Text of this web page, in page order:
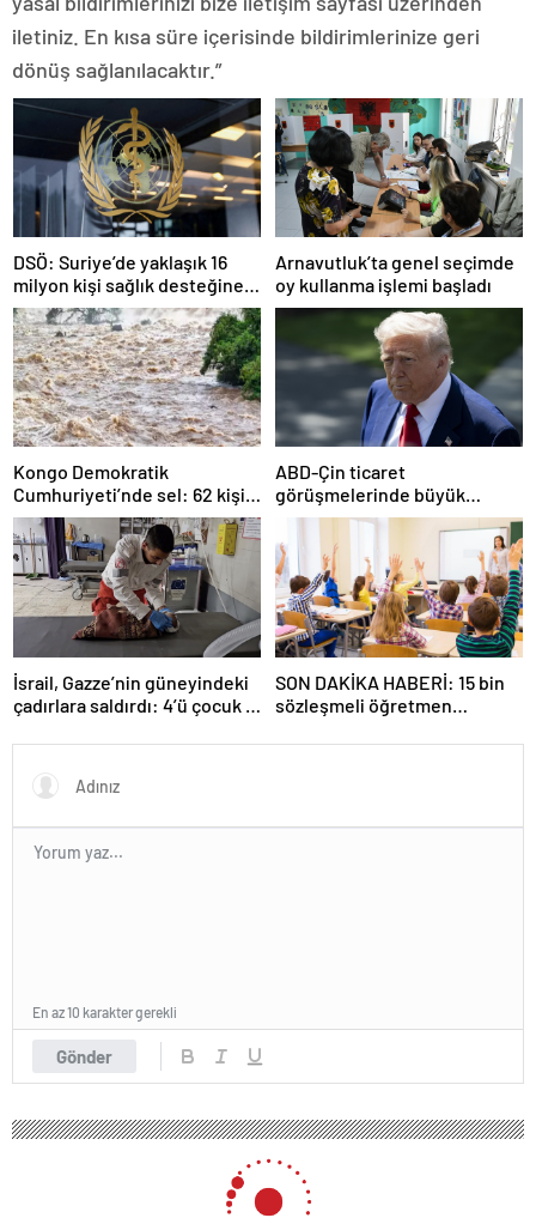
iletiniz. En kısa süre içerisinde bildirimlerinize geri
dönüş sağlanılacaktır.”
DSÖ: Suriye’de yaklaşık 16
milyon kişi sağlık desteğine
ihtiyaç duyuyor
Arnavutluk’ta genel seçimde
oy kullanma işlemi başladı
Kongo Demokratik
Cumhuriyeti’nde sel: 62 kişi
hayatını kaybetti
ABD-Çin ticaret
görüşmelerinde büyük
ilerleme
İsrail, Gazze’nin güneyindeki
çadırlara saldırdı: 4’ü çocuk 8
SON DAKİKA HABERİ: 15 bin
sözleşmeli öğretmen
kazanan adaylar açıklandı
Gönder
En az 10 karakter gerekli